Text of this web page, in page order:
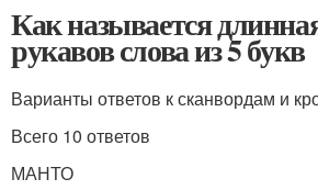
Как называется
рукавов слова из 5 букв
Варианты ответов к сканвордам и
Всего 10 ответов
МАНТО